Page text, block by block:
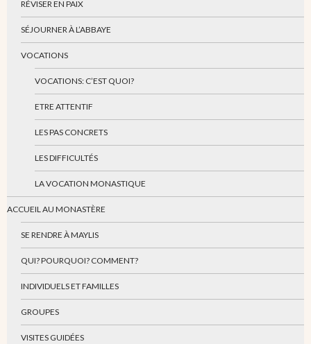
RÉVISER EN PAIX
SÉJOURNER À L’ABBAYE
VOCATIONS
VOCATIONS: C’EST QUOI?
ETRE ATTENTIF
LES PAS CONCRETS
LES DIFFICULTÉS
LA VOCATION MONASTIQUE
ACCUEIL AU MONASTÈRE
SE RENDRE À MAYLIS
QUI? POURQUOI? COMMENT?
INDIVIDUELS ET FAMILLES
GROUPES
VISITES GUIDÉES